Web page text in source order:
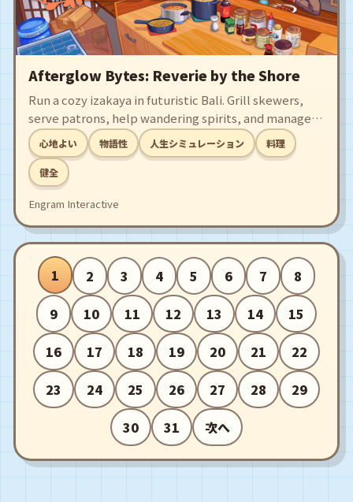
Afterglow Bytes: Reverie by the Shore
Run a cozy izakaya in futuristic Bali. Grill skewers,
serve patrons, help wandering spirits, and manage
supplies to keep your evening haven alive. Every
night tells a new story.
心地よい 物語性 人生シミュレーション 料理
健全
Engram Interactive
1 2 3 4 5 6 7
8
9
10 11 12 13 14
15
16
17 18 19 20 21
22
23
24 25 26 27 28
29
30
31 次へ